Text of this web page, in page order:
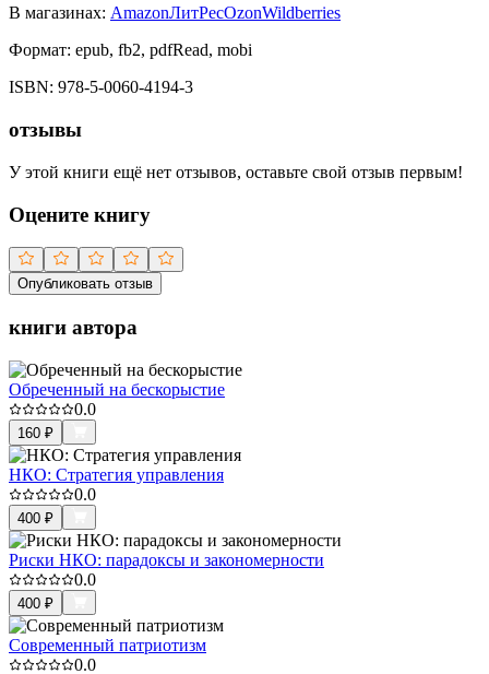
В магазинах: AmazonЛитРесOzonWildberries
Формат: epub, fb2, pdfRead, mobi
ISBN: 978-5-0060-4194-3
отзывы
У этой книги ещё нет отзывов, оставьте свой отзыв первым!
Оцените книгу
Опубликовать отзыв
книги автора
Обреченный на бескорыстие
0.0
160 ₽
НКО: Стратегия управления
0.0
400 ₽
Риски НКО: парадоксы и закономерности
0.0
400 ₽
Современный патриотизм
0.0